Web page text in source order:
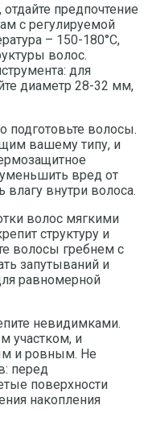
предпочтение
с регулируемой
– 150-180°C,
волос.
для
диаметр 28-32 мм,
подготовьте волосы.
вашему типу, и
вред от
внутри волоса.
волос мягкими
структуру и
волосы гребнем с
запутываний и
равномерной
невидимками.
участком, и
и ровным. Не
перед
поверхности
накопления